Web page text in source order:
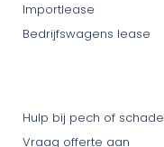
Importlease
Bedrijfswagens lease
Hulp bij pech of schade
Vraag offerte aan